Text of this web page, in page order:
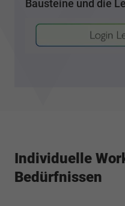
Bausteine und die
Individuelle
Bedürfnissen